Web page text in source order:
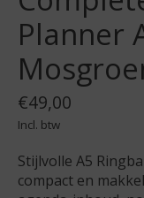
Planner
€49,00
Incl. btw
Stijlvolle A5
compact en